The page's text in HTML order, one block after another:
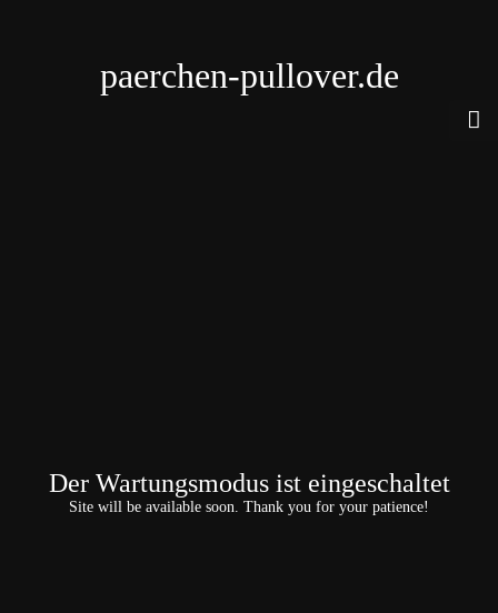
paerchen-pullover.de
Der Wartungsmodus ist eingeschaltet
Site will be available soon. Thank you for your patience!